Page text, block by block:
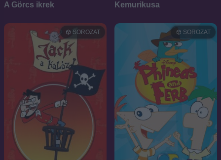
A Görcs ikrek Kemurikusa
SOROZAT SOROZAT